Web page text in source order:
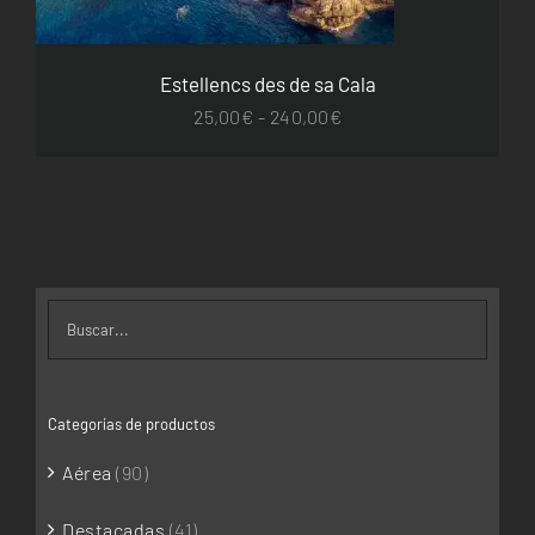
LAS
OPCIONES
PUEDEN
ELEGIR
Estellencs des de sa Cala
25,00€ - 240,00€
240,00€
Categorías de productos
Aérea (90)
Destacadas (41)